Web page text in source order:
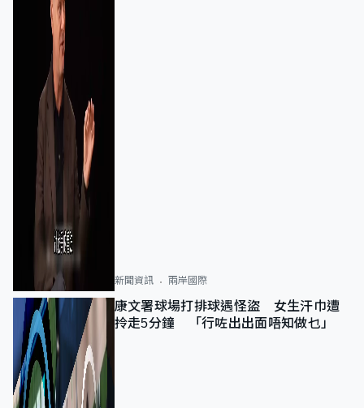
新聞資訊 兩岸國際
康文署球場打排球遇怪盜 女生汗巾遭
拎走5分鐘 「行咗出出面唔知做乜」